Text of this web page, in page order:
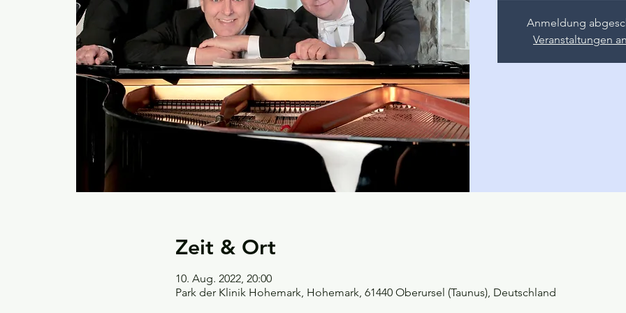
Anmeldung
Veranstaltungen
Zeit & Ort
10. Aug. 2022, 20:00
Park der Klinik Hohemark, Hohemark, 61440 Oberursel (Taunus), Deutschland